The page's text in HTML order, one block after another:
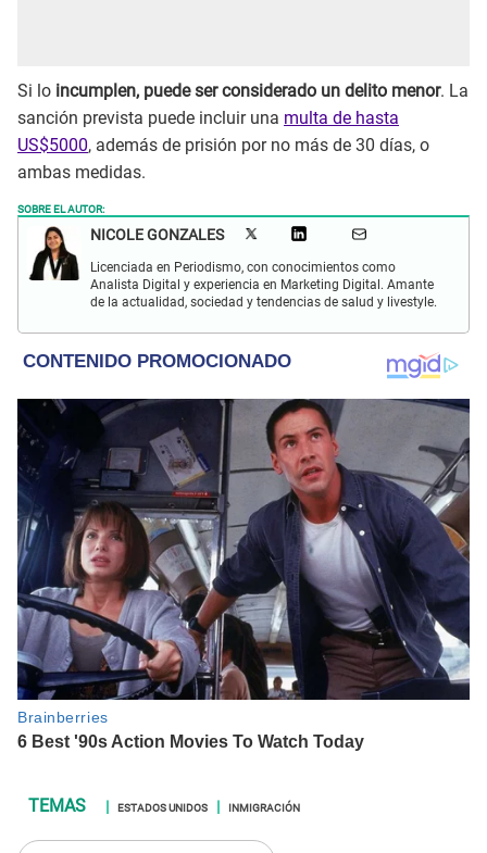
Si lo incumplen, puede ser considerado un delito menor. La
sanción prevista puede incluir una multa de hasta
US$5000, además de prisión por no más de 30 días, o
ambas medidas.
SOBRE EL AUTOR:
NICOLE GONZALES
Licenciada en Periodismo, con conocimientos como
Analista Digital y experiencia en Marketing Digital. Amante
de la actualidad, sociedad y tendencias de salud y livestyle.
ESTADOS UNIDOS INMIGRACIÓN